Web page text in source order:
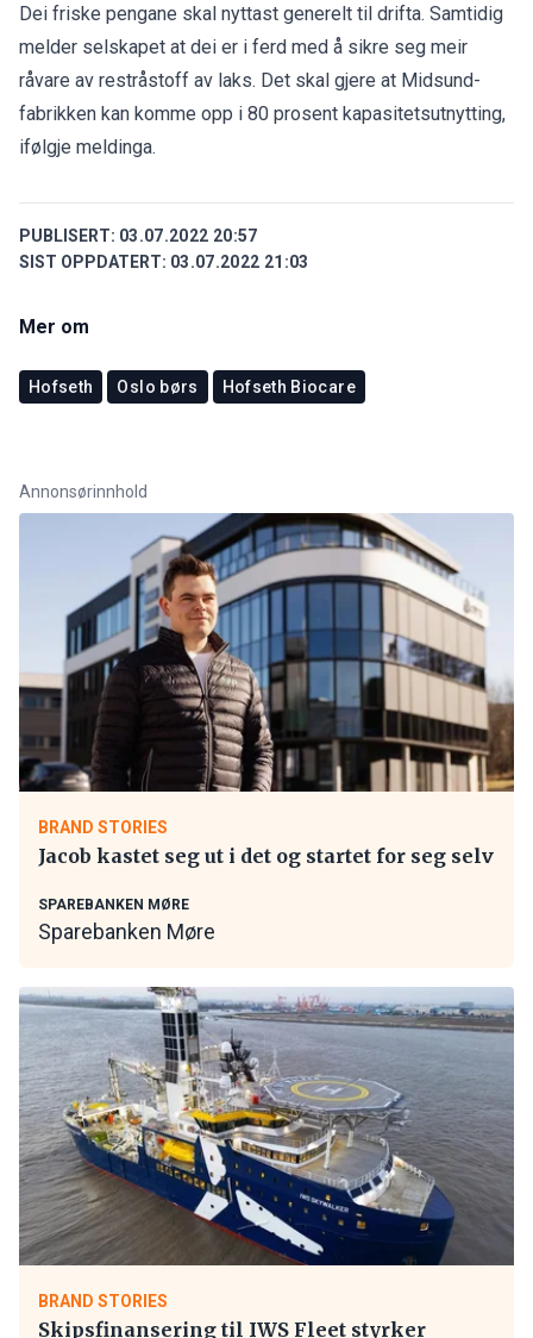
Dei friske pengane skal nyttast generelt til drifta. Samtidig
melder selskapet at dei er i ferd med å sikre seg meir
råvare av restråstoff av laks. Det skal gjere at Midsund-
fabrikken kan komme opp i 80 prosent kapasitetsutnytting,
ifølgje meldinga.
PUBLISERT: 03.07.2022 20:57
SIST OPPDATERT: 03.07.2022 21:03
Mer om
Hofseth Oslo børs Hofseth Biocare
Annonsørinnhold
BRAND STORIES
Jacob kastet seg ut i det og startet for seg selv
SPAREBANKEN MØRE
Sparebanken Møre
BRAND STORIES
Skipsfinansering til IWS Fleet styrker